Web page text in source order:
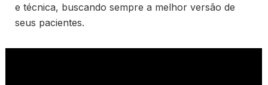
e técnica, buscando sempre a melhor versão de
seus pacientes.